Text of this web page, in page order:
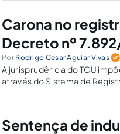
Carona no
Decreto nº
Por Rodrigo Cesar Aguiar Vivas
A jurisprudência do TCU
através do Sistema de
Sentença de